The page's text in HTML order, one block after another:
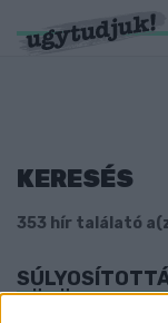
KERESÉS
353 hír találató